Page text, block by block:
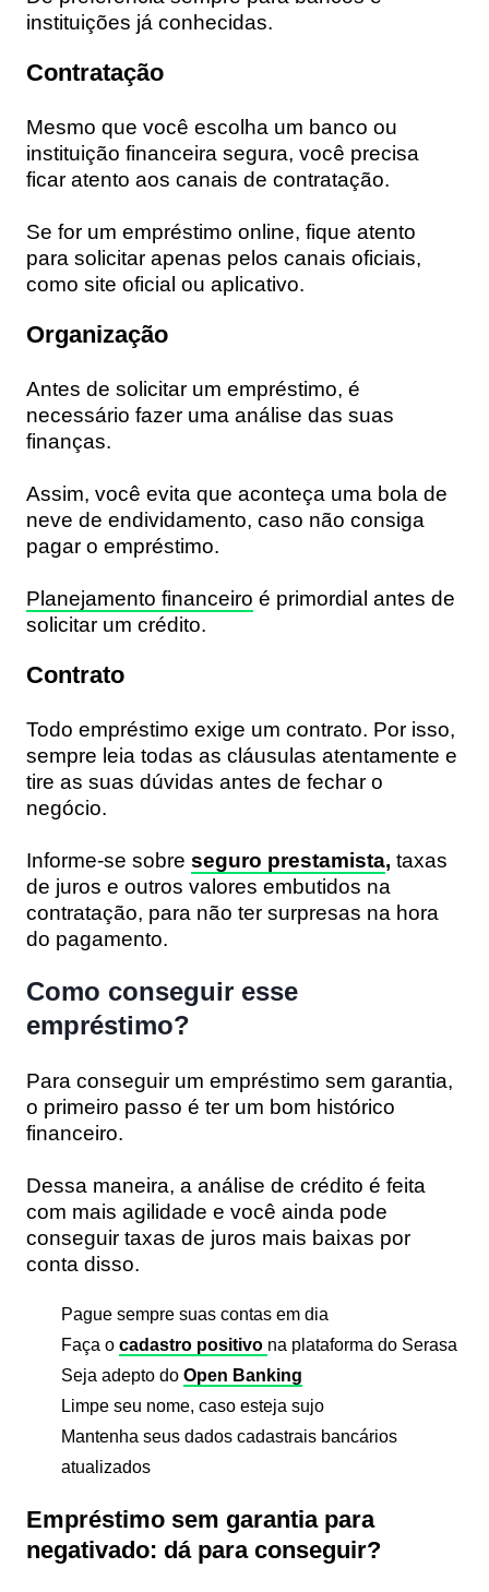
instituições já conhecidas.
Contratação
Mesmo que você escolha um banco ou
instituição financeira segura, você precisa
ficar atento aos canais de contratação.
Se for um empréstimo online, fique atento
para solicitar apenas pelos canais oficiais,
como site oficial ou aplicativo.
Organização
Antes de solicitar um empréstimo, é
necessário fazer uma análise das suas
finanças.
Assim, você evita que aconteça uma bola de
neve de endividamento, caso não consiga
pagar o empréstimo.
Planejamento financeiro é primordial antes de
solicitar um crédito.
Contrato
Todo empréstimo exige um contrato. Por isso,
sempre leia todas as cláusulas atentamente e
tire as suas dúvidas antes de fechar o
negócio.
Informe-se sobre seguro prestamista, taxas
de juros e outros valores embutidos na
contratação, para não ter surpresas na hora
do pagamento.
Como conseguir esse
empréstimo?
Para conseguir um empréstimo sem garantia,
o primeiro passo é ter um bom histórico
financeiro.
Dessa maneira, a análise de crédito é feita
com mais agilidade e você ainda pode
conseguir taxas de juros mais baixas por
conta disso.
Pague sempre suas contas em dia
Faça o cadastro positivo na plataforma do Serasa
Seja adepto do Open Banking
Limpe seu nome, caso esteja sujo
Mantenha seus dados cadastrais bancários
atualizados
Empréstimo sem garantia para
negativado: dá para conseguir?